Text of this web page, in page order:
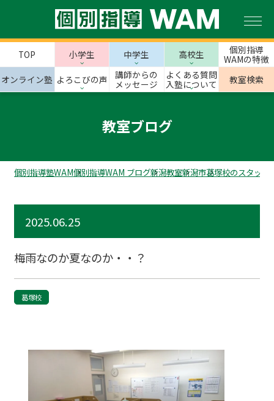
TOP 小学生 中学生 高校生
個別指導
WAMの特徴
オンライン塾 よろこびの声
講師からの
メッセージ
よくある質問
入塾について
教室検索
教室ブログ
個別指導塾WAM個別指導WAM ブログ新潟教室新潟市葛塚校のスタッフ
2025.06.25
梅雨なのか夏なのか・・？
葛塚校